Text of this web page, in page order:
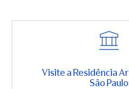
Visite a Residência
São Paulo